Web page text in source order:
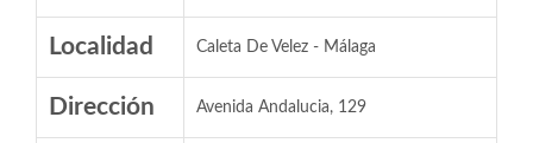
Localidad Caleta De Velez - Málaga
Dirección Avenida Andalucia, 129